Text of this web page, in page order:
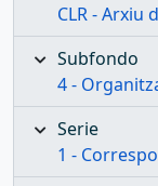
CLR - Arxiu
Subfondo
4 -
Serie
1 -